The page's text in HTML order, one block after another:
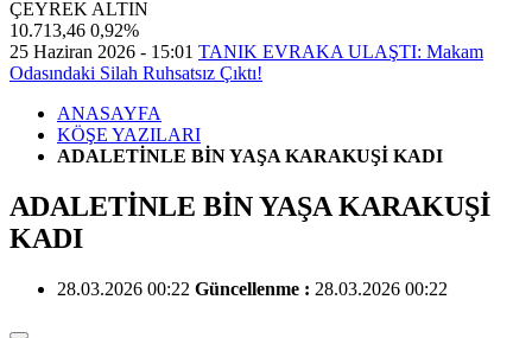
ÇEYREK ALTIN
10.713,46 0,92%
25 Haziran 2026 - 15:01 TANIK EVRAKA ULAŞTI: Makam
Odasındaki Silah Ruhsatsız Çıktı!
ANASAYFA
KÖŞE YAZILARI
ADALETİNLE BİN YAŞA KARAKUŞİ KADI
ADALETİNLE BİN YAŞA KARAKUŞİ
KADI
28.03.2026 00:22 Güncellenme : 28.03.2026 00:22